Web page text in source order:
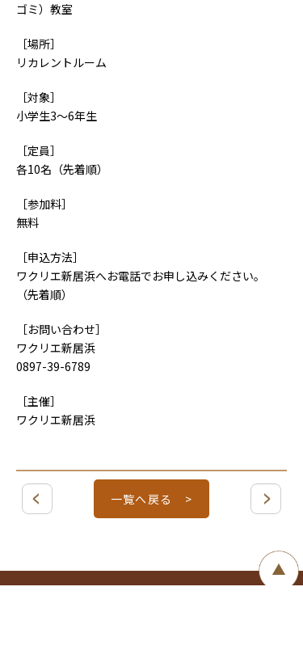
ゴミ）教室
［場所］
リカレントルーム
［対象］
小学生3～6年生
［定員］
各10名（先着順）
［参加料］
無料
［申込方法］
ワクリエ新居浜へお電話でお申し込みください。
（先着順）
［お問い合わせ］
ワクリエ新居浜
0897-39-6789
［主催］
ワクリエ新居浜
一覧へ戻る >